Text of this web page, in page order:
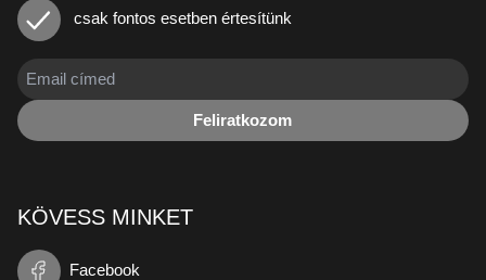
csak fontos esetben értesítünk
Feliratkozom
KÖVESS MINKET
Facebook